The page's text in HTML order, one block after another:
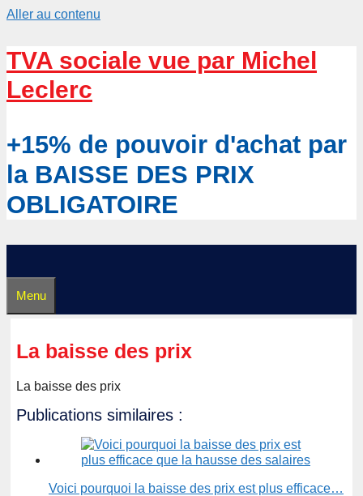
Aller au contenu
TVA sociale vue par Michel
Leclerc
+15% de pouvoir d'achat par
la BAISSE DES PRIX
OBLIGATOIRE
Menu
La baisse des prix
La baisse des prix
Publications similaires :
Voici pourquoi la baisse des prix est plus efficace…